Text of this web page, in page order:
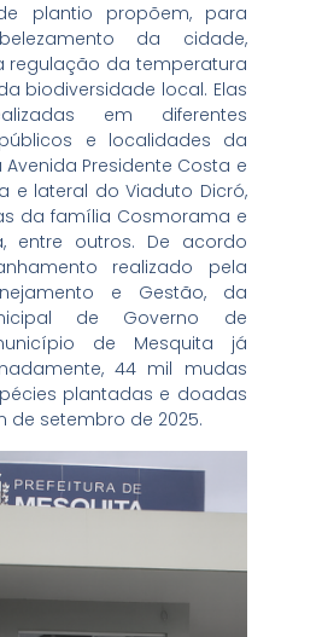
plantio propõem, para
da cidade,
regulação da temperatura
biodiversidade local. Elas
em diferentes
e localidades da
Presidente Costa e
e lateral do Viaduto Dicró,
da família Cosmorama e
entre outros. De acordo
realizado pela
e Gestão, da
de Governo de
de Mesquita já
44 mil mudas
plantadas e doadas
de setembro de 2025.